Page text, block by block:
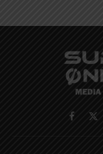
Facebook
X